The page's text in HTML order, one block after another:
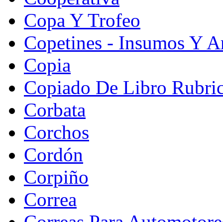
Copa Y Trofeo
Copetines - Insumos Y
Copia
Copiado De Libro
Corbata
Corchos
Cordón
Corpiño
Correa